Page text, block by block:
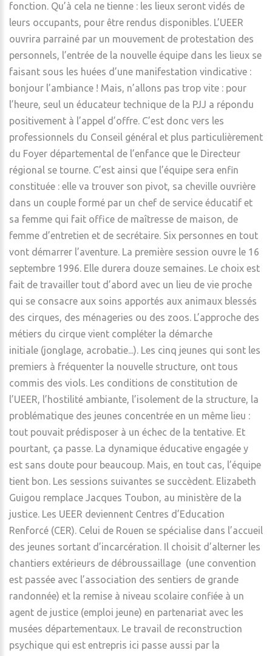
fonction. Qu’à cela ne tienne : les lieux seront vidés de
leurs occupants, pour être rendus disponibles. L’UEER
ouvrira parrainé par un mouvement de protestation des
personnels, l’entrée de la nouvelle équipe dans les lieux se
faisant sous les huées d’une manifestation vindicative :
bonjour l’ambiance ! Mais, n’allons pas trop vite : pour
l’heure, seul un éducateur technique de la PJJ a répondu
positivement à l’appel d’offre. C’est donc vers les
professionnels du Conseil général et plus particulièrement
du Foyer départemental de l’enfance que le Directeur
régional se tourne. C’est ainsi que l’équipe sera enfin
constituée : elle va trouver son pivot, sa cheville ouvrière
dans un couple formé par un chef de service éducatif et
sa femme qui fait office de maîtresse de maison, de
femme d’entretien et de secrétaire. Six personnes en tout
vont démarrer l’aventure. La première session ouvre le 16
septembre 1996. Elle durera douze semaines. Le choix est
fait de travailler tout d’abord avec un lieu de vie proche
qui se consacre aux soins apportés aux animaux blessés
des cirques, des ménageries ou des zoos. L’approche des
métiers du cirque vient compléter la démarche
initiale (jonglage, acrobatie...). Les cinq jeunes qui sont les
premiers à fréquenter la nouvelle structure, ont tous
commis des viols. Les conditions de constitution de
l’UEER, l’hostilité ambiante, l’isolement de la structure, la
problématique des jeunes concentrée en un même lieu :
tout pouvait prédisposer à un échec de la tentative. Et
pourtant, ça passe. La dynamique éducative engagée y
est sans doute pour beaucoup. Mais, en tout cas, l’équipe
tient bon. Les sessions suivantes se succèdent. Elizabeth
Guigou remplace Jacques Toubon, au ministère de la
justice. Les UEER deviennent Centres d’Education
Renforcé (CER). Celui de Rouen se spécialise dans l’accueil
des jeunes sortant d’incarcération. Il choisit d’alterner les
chantiers extérieurs de débroussaillage (une convention
est passée avec l’association des sentiers de grande
randonnée) et la remise à niveau scolaire confiée à un
agent de justice (emploi jeune) en partenariat avec les
musées départementaux. Le travail de reconstruction
psychique qui est entrepris ici passe aussi par la